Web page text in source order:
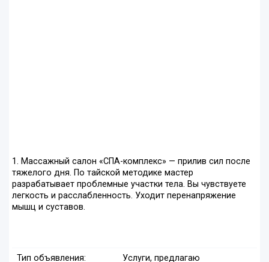
1. Массажный салон «СПА-комплекс» — прилив сил после
тяжелого дня. По тайской методике мастер
разрабатывает проблемные участки тела. Вы чувствуете
легкость и расслабленность. Уходит перенапряжение
мышц и суставов.
Тип объявления: Услуги, предлагаю